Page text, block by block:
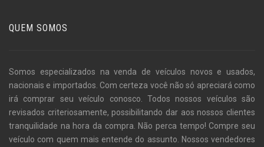
QUEM SOMOS
Somos especializados na venda de veículos novos e usados,
nacionais e importados. Com certeza você não só apreciará como
irá comprar seu veículo conosco. Todos nossos veículos são
revisados criteriosamente, possibilitando dar aos nossos clientes
tranquilidade na hora da compra. Não perca tempo! Compre seu
veículo com quem mais entende do assunto. Nossos vendedores